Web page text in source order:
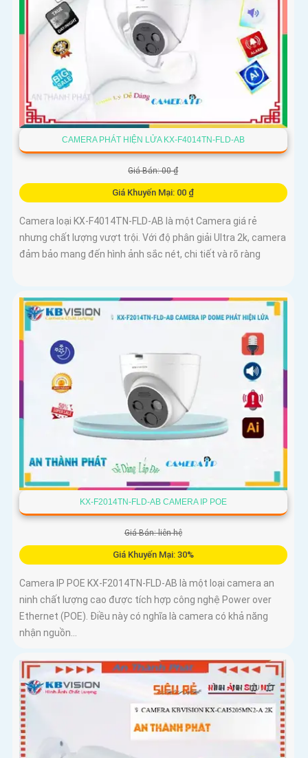
CAMERA PHÁT HIỆN LỬA KX-F4014TN-FLD-AB
Giá Bán: 00 ₫
Giá Khuyến Mại: 00 ₫
Camera loại KX-F4014TN-FLD-AB là một Camera giá rẻ
nhưng chất lượng vượt trội. Với độ phân giải Ultra 2k, camera
đảm bảo mang đến hình ảnh sắc nét, chi tiết và rõ ràng
KX-F2014TN-FLD-AB CAMERA IP POE
Giá Bán: liên hệ
Giá Khuyến Mại: 30%
Camera IP POE KX-F2014TN-FLD-AB là một loại camera an
ninh chất lượng cao được tích hợp công nghệ Power over
Ethernet (POE). Điều này có nghĩa là camera có khả năng
nhận nguồn...